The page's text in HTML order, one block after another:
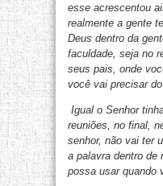
esse acrescentou
realmente a gente
Deus dentro da
faculdade, seja no
seus pais, onde
você vai precisar
Igual o Senhor
reuniões, no final,
senhor, não vai ter
a palavra dentro de
possa usar quando